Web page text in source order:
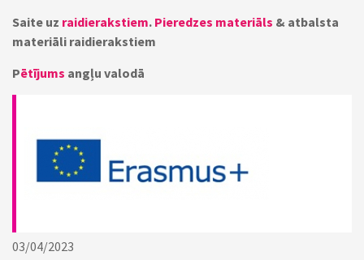
Saite uz raidierakstiem. Pieredzes materiāls & atbalsta
materiāli raidierakstiem
Pētījums angļu valodā
03/04/2023